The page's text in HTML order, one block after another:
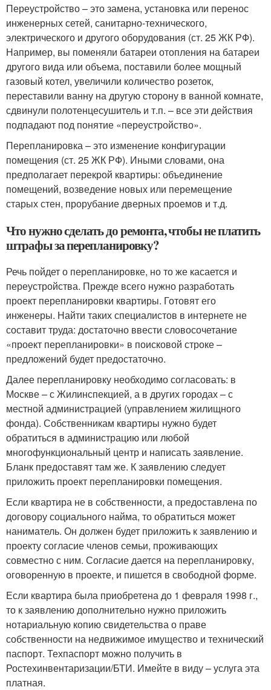
Переустройство – это замена, установка или перенос
инженерных сетей, санитарно-технического,
электрического и другого оборудования (ст. 25 ЖК РФ).
Например, вы поменяли батареи отопления на батареи
другого вида или объема, поставили более мощный
газовый котел, увеличили количество розеток,
переставили ванну на другую сторону в ванной комнате,
сдвинули полотенцесушитель и т.п. – все эти действия
подпадают под понятие «переустройство».
Перепланировка – это изменение конфигурации
помещения (ст. 25 ЖК РФ). Иными словами, она
предполагает перекрой квартиры: объединение
помещений, возведение новых или перемещение
старых стен, прорубание дверных проемов и т.д.
Что нужно сделать до ремонта, чтобы не платить
штрафы за перепланировку?
Речь пойдет о перепланировке, но то же касается и
переустройства. Прежде всего нужно разработать
проект перепланировки квартиры. Готовят его
инженеры. Найти таких специалистов в интернете не
составит труда: достаточно ввести словосочетание
«проект перепланировки» в поисковой строке –
предложений будет предостаточно.
Далее перепланировку необходимо согласовать: в
Москве – с Жилинспекцией, а в других городах – с
местной администрацией (управлением жилищного
фонда). Собственникам квартиры нужно будет
обратиться в администрацию или любой
многофункциональный центр и написать заявление.
Бланк предоставят там же. К заявлению следует
приложить проект перепланировки помещения.
Если квартира не в собственности, а предоставлена по
договору социального найма, то обратиться может
наниматель. Он должен будет приложить к заявлению и
проекту согласие членов семьи, проживающих
совместно с ним. Согласие дается на перепланировку,
оговоренную в проекте, и пишется в свободной форме.
Если квартира была приобретена до 1 февраля 1998 г.,
то к заявлению дополнительно нужно приложить
нотариальную копию свидетельства о праве
собственности на недвижимое имущество и технический
паспорт. Техпаспорт можно получить в
Ростехинвентаризации/БТИ. Имейте в виду – услуга эта
платная.